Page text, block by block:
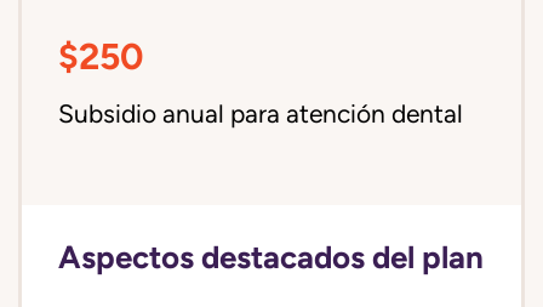
$250
Subsidio anual para atención dental
Aspectos destacados del plan